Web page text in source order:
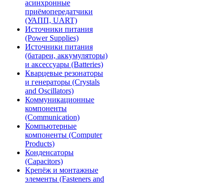
асинхронные
приёмопередатчики
(УАПП, UART)
Источники питания
(Power Supplies)
Источники питания
(батареи, аккумуляторы)
и аксессуары (Batteries)
Кварцевые резонаторы
и генераторы (Crystals
and Oscillators)
Коммуникационные
компоненты
(Communication)
Компьютерные
компоненты (Computer
Products)
Конденсаторы
(Capacitors)
Крепёж и монтажные
элементы (Fasteners and